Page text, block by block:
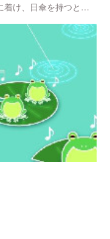
着け、日傘を持つと…